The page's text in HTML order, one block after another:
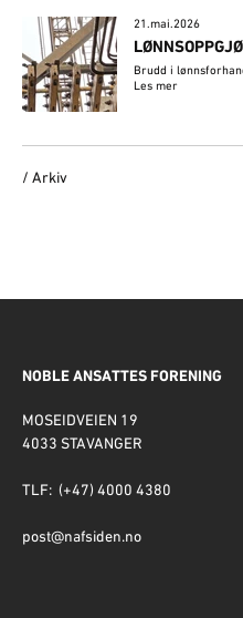
21.mai.2026
Brudd i
Les mer
/ Arkiv
NOBLE ANSATTES FORENING
MOSEIDVEIEN 19
4033 STAVANGER
TLF: (+47) 4000 4380
post@nafsiden.no